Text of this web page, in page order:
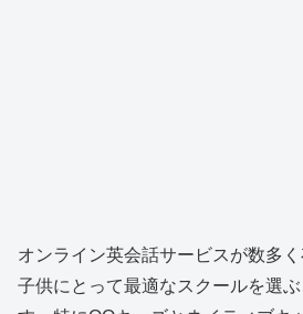
オンライン英会話サービスが数多
子供にとって最適なスクールを選